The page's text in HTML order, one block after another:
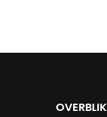
OVERBLIK